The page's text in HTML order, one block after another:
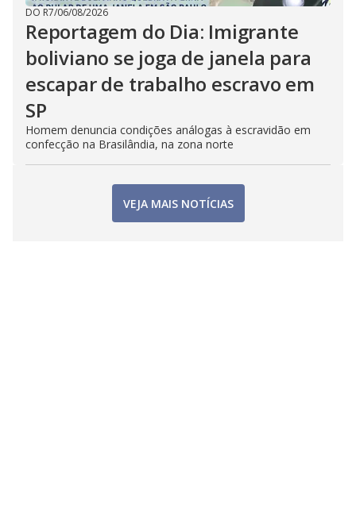
DO R7/06/08/2026
Reportagem do Dia: Imigrante
boliviano se joga de janela para
escapar de trabalho escravo em
SP
Homem denuncia condições análogas à escravidão em
confecção na Brasilândia, na zona norte
VEJA MAIS NOTÍCIAS